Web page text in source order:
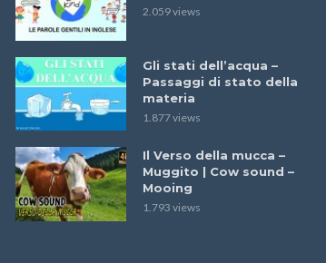
2.059 views
Gli stati dell’acqua –
Passaggi di stato della
materia
1.877 views
Il Verso della mucca –
Muggito | Cow sound –
Mooing
1.793 views